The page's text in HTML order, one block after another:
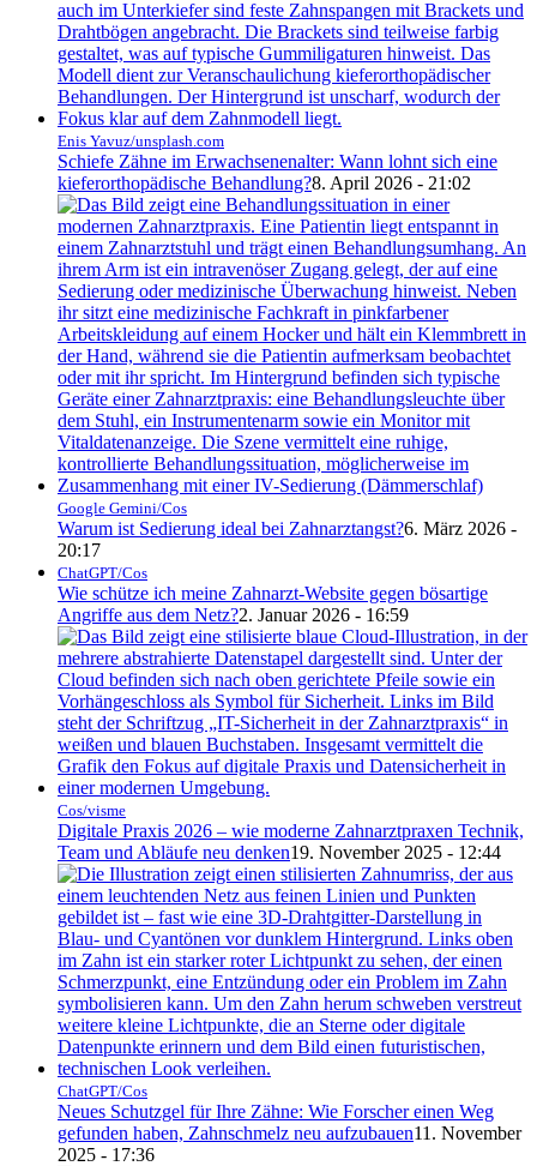
Enis Yavuz/unsplash.com
Schiefe Zähne im Erwachsenenalter: Wann lohnt sich eine
kieferorthopädische Behandlung?8. April 2026 - 21:02
Google Gemini/Cos
Warum ist Sedierung ideal bei Zahnarztangst?6. März 2026 -
20:17
ChatGPT/Cos
Wie schütze ich meine Zahnarzt-Website gegen bösartige
Angriffe aus dem Netz?2. Januar 2026 - 16:59
Cos/visme
Digitale Praxis 2026 – wie moderne Zahnarztpraxen Technik,
Team und Abläufe neu denken19. November 2025 - 12:44
ChatGPT/Cos
Neues Schutzgel für Ihre Zähne: Wie Forscher einen Weg
gefunden haben, Zahnschmelz neu aufzubauen11. November
2025 - 17:36